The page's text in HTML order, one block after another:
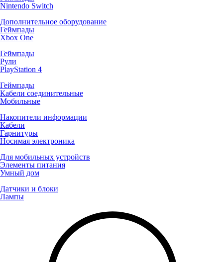
Nintendo Switch
Дополнительное оборудование
Геймпады
Xbox One
Геймпады
Рули
PlayStation 4
Геймпады
Кабели соединительные
Мобильные
Накопители информации
Кабели
Гарнитуры
Носимая электроника
Для мобильных устройств
Элементы питания
Умный дом
Датчики и блоки
Лампы